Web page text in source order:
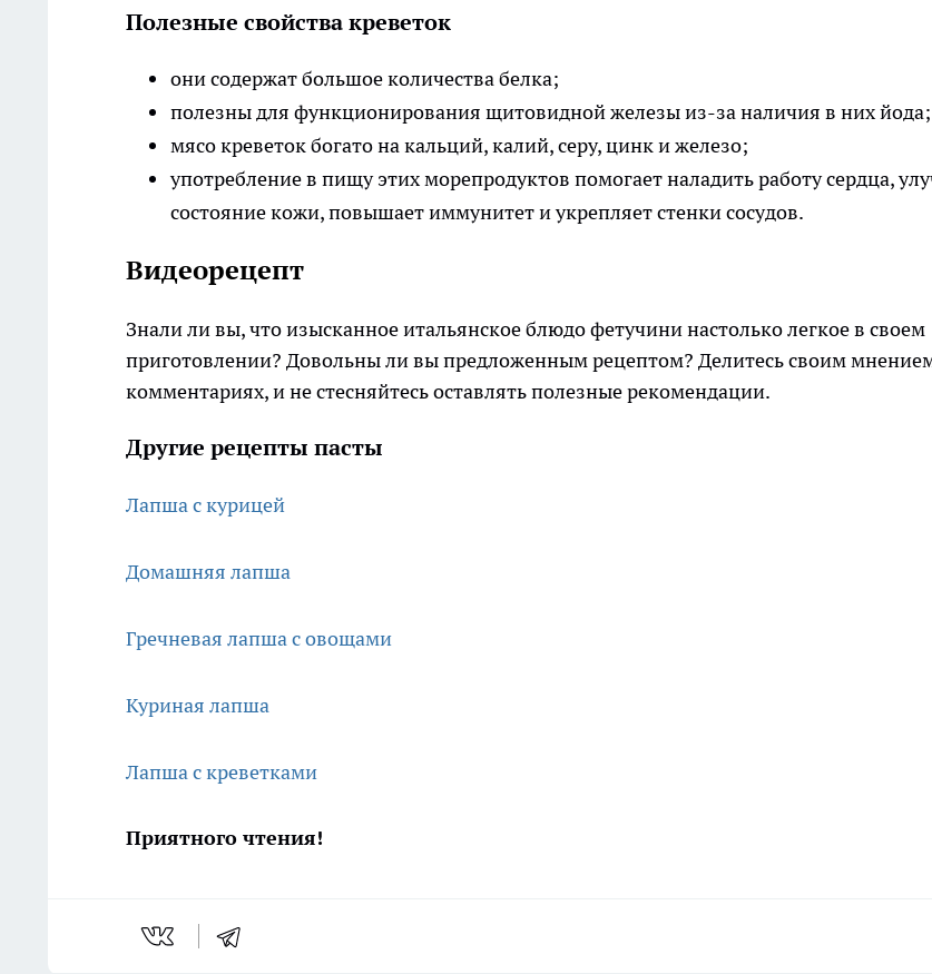
Полезные свойства креветок
они содержат большое количества белка;
полезны для функционирования щитовидной железы из-за наличия в них йода;
мясо креветок богато на кальций, калий, серу, цинк и железо;
употребление в пищу этих морепродуктов помогает наладить работу сердца,
состояние кожи, повышает иммунитет и укрепляет стенки сосудов.
Видеорецепт
Знали ли вы, что изысканное итальянское блюдо фетучини настолько легкое в своем
приготовлении? Довольны ли вы предложенным рецептом? Делитесь своим
комментариях, и не стесняйтесь оставлять полезные рекомендации.
Другие рецепты пасты
Лапша с курицей
Домашняя лапша
Гречневая лапша с овощами
Куриная лапша
Лапша с креветками
Приятного чтения!